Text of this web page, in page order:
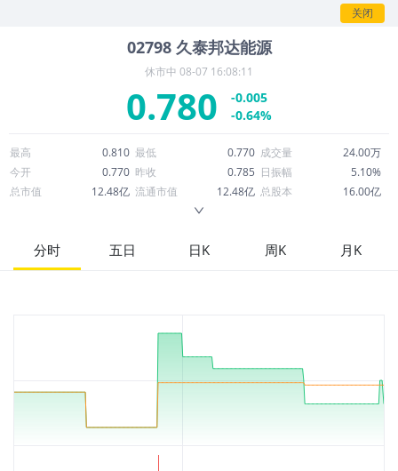
关闭
02798 久泰邦达能源
休市中 08-07 16:08:11
0.780
-0.005
-0.64%
最高 0.810 最低 0.770 成交量
24.00万
今开
0.770 昨收 0.785 日振幅
5.10%
总市值
12.48亿 流通市值 12.48亿 总股本
16.00亿
52周最高
1.280 市盈率
-6.31
股息
分时 五日 日K 周K 月K